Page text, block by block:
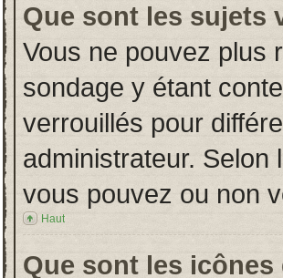
Que sont les sujets
Vous ne pouvez plus
sondage y étant
verrouillés pour
administrateur. Selon
vous pouvez ou non
Haut
Que sont les icônes